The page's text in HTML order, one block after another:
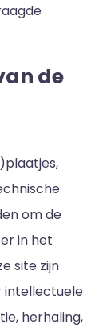
de
om de
in het
site zijn
intellectuele
herhaling,